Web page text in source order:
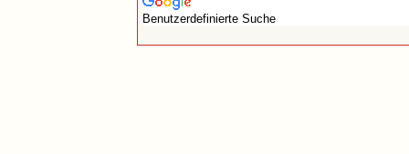
Benutzerdefinierte Suche